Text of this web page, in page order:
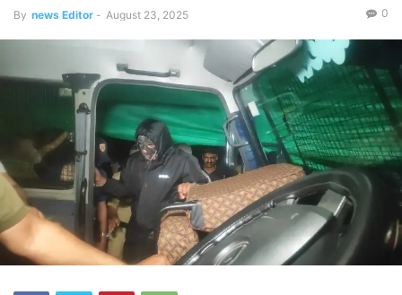
By news Editor - August 23, 2025 0